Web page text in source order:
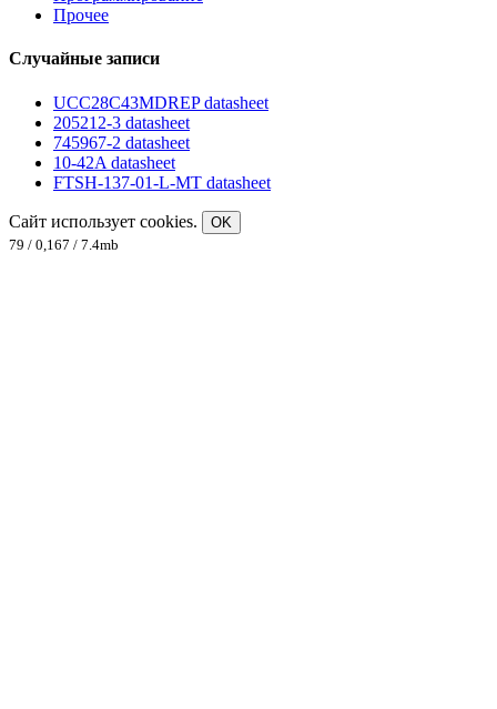
Прочее
Случайные записи
UCC28C43MDREP datasheet
205212-3 datasheet
745967-2 datasheet
10-42A datasheet
FTSH-137-01-L-MT datasheet
Сайт использует cookies.
OK
79 / 0,167 / 7.4mb